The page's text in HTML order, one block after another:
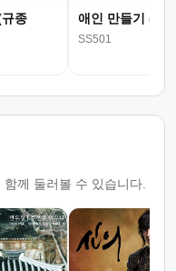
종
애인 만들기 (드
SS501
께 둘러볼 수 있습니다.